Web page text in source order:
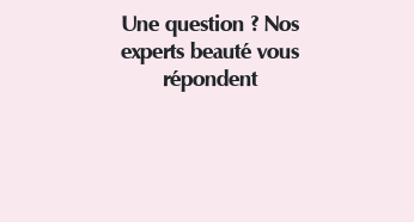
Une question ? Nos
experts beauté vous
répondent